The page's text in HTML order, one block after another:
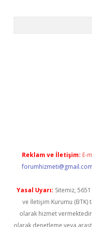
Reklam ve İletişim: E-
forumhizmeti@gmail.com
Yasal Uyarı: Sitemiz,
ve İletişim Kurumu (BTK)
olarak hizmet
olarak denetleme veya